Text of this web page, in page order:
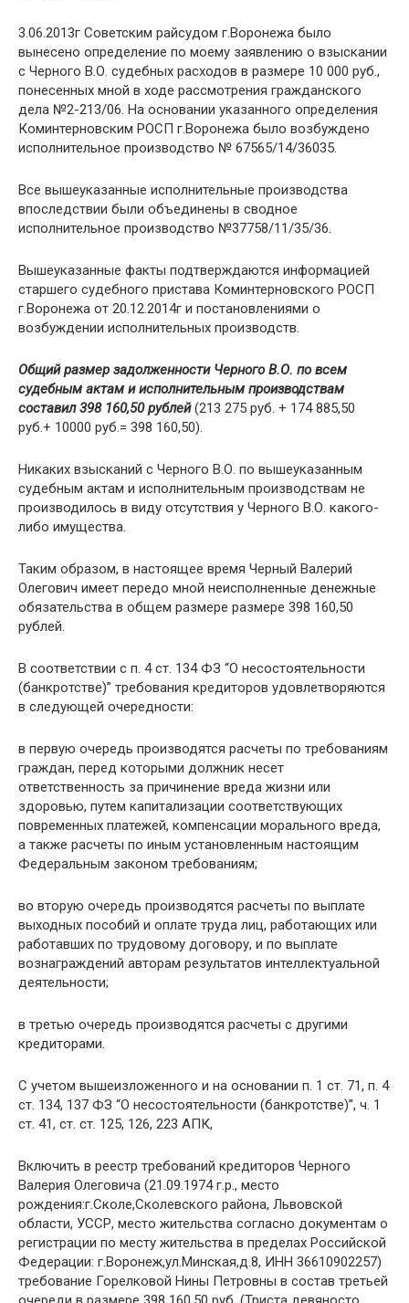
3.06.2013г Советским райсудом г.Воронежа было
вынесено определение по моему заявлению о взыскании
с Черного В.О. судебных расходов в размере 10 000 руб.,
понесенных мной в ходе рассмотрения гражданского
дела №2-213/06. На основании указанного определения
Коминтерновским РОСП г.Воронежа было возбуждено
исполнительное производство № 67565/14/36035.
Все вышеуказанные исполнительные производства
впоследствии были объединены в сводное
исполнительное производство №37758/11/35/36.
Вышеуказанные факты подтверждаются информацией
старшего судебного пристава Коминтерновского РОСП
г.Воронежа от 20.12.2014г и постановлениями о
возбуждении исполнительных производств.
Общий размер задолженности Черного В.О. по всем
судебным актам и исполнительным производствам
составил 398 160,50 рублей(213 275 руб. + 174 885,50
руб.+ 10000 руб.= 398 160,50).
Никаких взысканий с Черного В.О. по вышеуказанным
судебным актам и исполнительным производствам не
производилось в виду отсутствия у Черного В.О. какого-
либо имущества.
Таким образом, в настоящее время Черный Валерий
Олегович имеет передо мной неисполненные денежные
обязательства в общем размере размере 398 160,50
рублей.
В соответствии с п. 4 ст. 134 ФЗ “О несостоятельности
(банкротстве)” требования кредиторов удовлетворяются
в следующей очередности:
в первую очередь производятся расчеты по требованиям
граждан, перед которыми должник несет
ответственность за причинение вреда жизни или
здоровью, путем капитализации соответствующих
повременных платежей, компенсации морального вреда,
а также расчеты по иным установленным настоящим
Федеральным законом требованиям;
во вторую очередь производятся расчеты по выплате
выходных пособий и оплате труда лиц, работающих или
работавших по трудовому договору, и по выплате
вознаграждений авторам результатов интеллектуальной
деятельности;
в третью очередь производятся расчеты с другими
кредиторами.
С учетом вышеизложенного и на основании п. 1 ст. 71, п. 4
ст. 134, 137 ФЗ “О несостоятельности (банкротстве)”, ч. 1
ст. 41, ст. ст. 125, 126, 223 АПК,
Включить в реестр требований кредиторов Черного
Валерия Олеговича (21.09.1974 г.р., место
рождения:г.Сколе,Сколевского района, Львовской
области, УССР, место жительства согласно документам о
регистрации по месту жительства в пределах Российской
Федерации: г.Воронеж,ул.Минская,д.8, ИНН 36610902257)
требование Горелковой Нины Петровны в состав третьей